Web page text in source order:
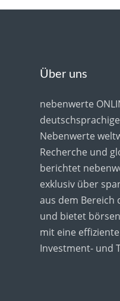
Über uns
nebenwerte
Nebenwerte
Recherche und
berichtet
exklusiv über
aus dem Bereich
und bietet
mit eine
Investment- und